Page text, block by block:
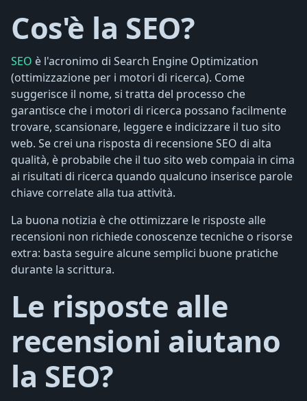
Cos'è la SEO?
SEO è l'acronimo di Search Engine Optimization
(ottimizzazione per i motori di ricerca). Come
suggerisce il nome, si tratta del processo che
garantisce che i motori di ricerca possano facilmente
trovare, scansionare, leggere e indicizzare il tuo sito
web. Se crei una risposta di recensione SEO di alta
qualità, è probabile che il tuo sito web compaia in cima
ai risultati di ricerca quando qualcuno inserisce parole
chiave correlate alla tua attività.
La buona notizia è che ottimizzare le risposte alle
recensioni non richiede conoscenze tecniche o risorse
extra: basta seguire alcune semplici buone pratiche
durante la scrittura.
Le risposte alle
recensioni aiutano
la SEO?